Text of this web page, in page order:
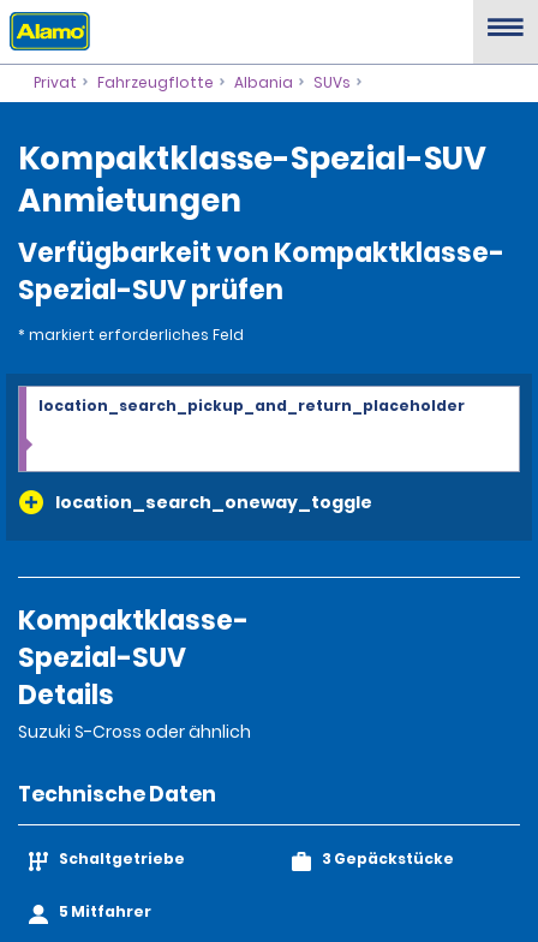
Privat Fahrzeugflotte Albania SUVs
Kompaktklasse-Spezial-SUV
Anmietungen
Verfügbarkeit von Kompaktklasse-
Spezial-SUV prüfen
* markiert erforderliches Feld
location_search_oneway_toggle
location_search_pickup_and_return_placeholder
Kompaktklasse-
Spezial-SUV
Details
Suzuki S-Cross oder ähnlich
Technische Daten
Schaltgetriebe
5 Mitfahrer
3 Gepäckstücke